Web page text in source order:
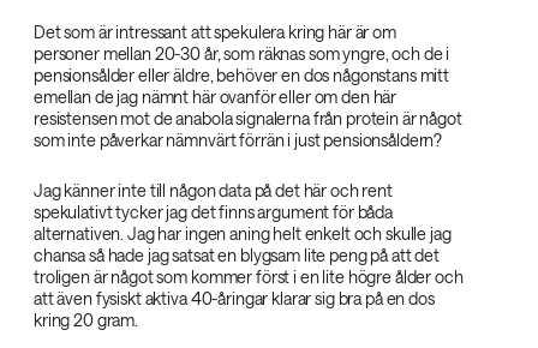
Det som är intressant att spekulera kring här är om
personer mellan 20-30 år, som räknas som yngre, och de i
pensionsålder eller äldre, behöver en dos någonstans mitt
emellan de jag nämnt här ovanför eller om den här
resistensen mot de anabola signalerna från protein är något
som inte påverkar nämnvärt förrän i just pensionsåldern?
Jag känner inte till någon data på det här och rent
spekulativt tycker jag det finns argument för båda
alternativen. Jag har ingen aning helt enkelt och skulle jag
chansa så hade jag satsat en blygsam lite peng på att det
troligen är något som kommer först i en lite högre ålder och
att även fysiskt aktiva 40-åringar klarar sig bra på en dos
kring 20 gram.